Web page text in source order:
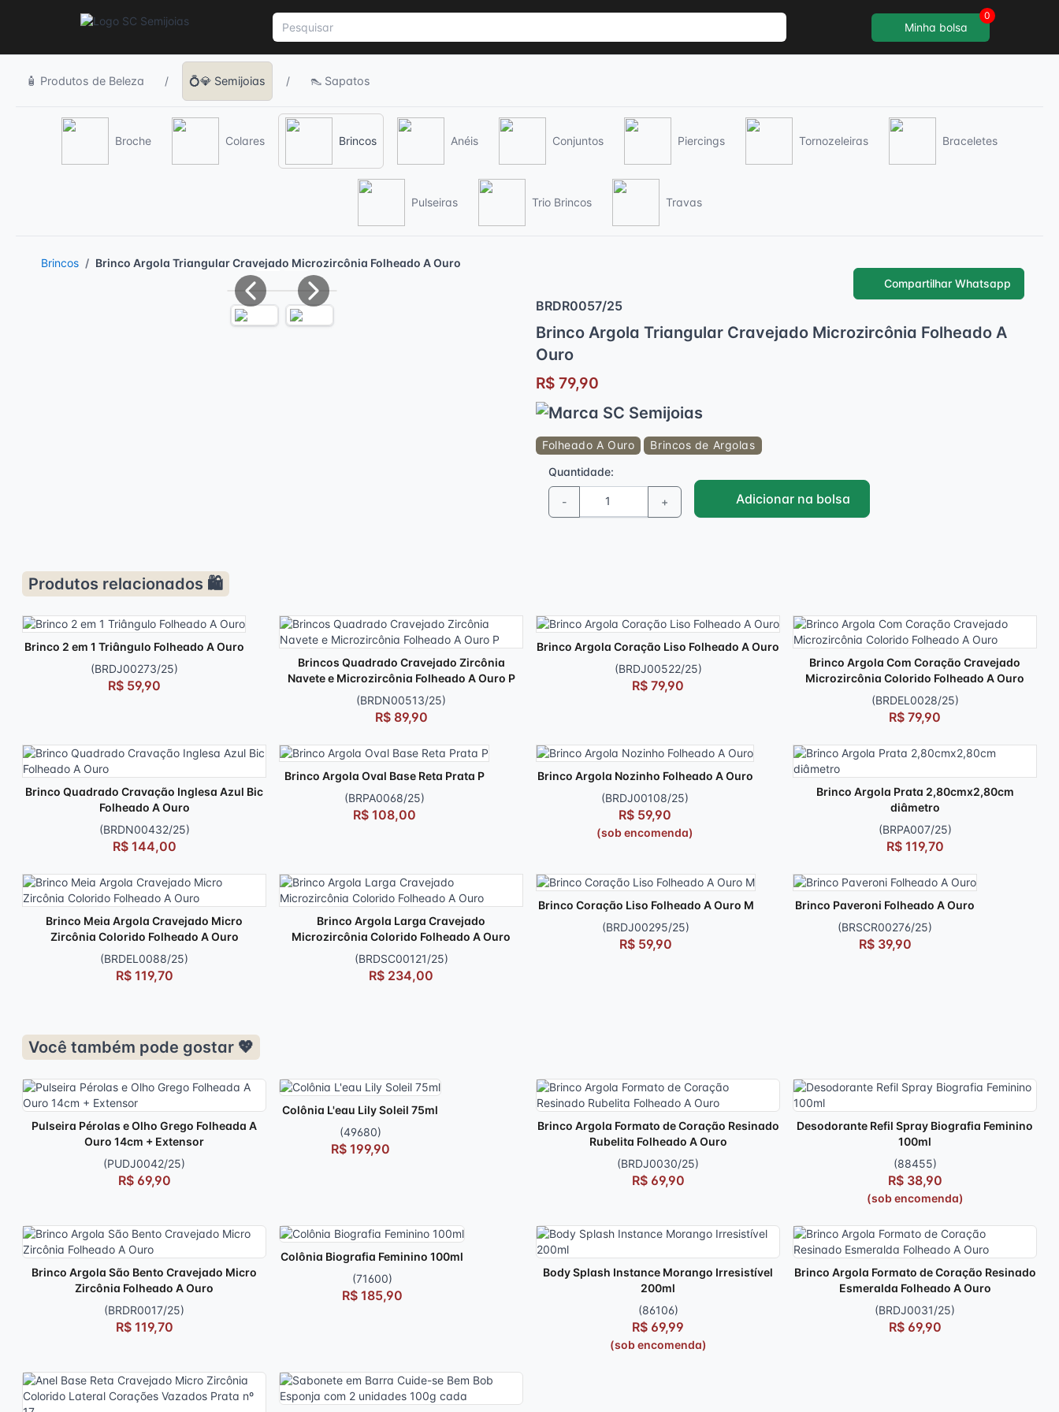
Minha bolsa
0
🧴 Produtos de Beleza / 💍💎 Semijoias / 👠 Sapatos
Broche Colares Brincos Anéis Conjuntos Piercings Tornozeleiras Braceletes
Pulseiras Trio Brincos Travas
Compartilhar Whatsapp
Brincos Brinco Argola Triangular Cravejado Microzircônia Folheado A Ouro
Previous Next
BRDR0057/25
Brinco Argola Triangular Cravejado Microzircônia Folheado A
Ouro
R$ 79,90
Folheado A Ouro
Brincos de Argolas
Quantidade:
- + Adicionar na bolsa
Produtos relacionados 🛍️
Brinco 2 em 1 Triângulo Folheado A Ouro
(BRDJ00273/25)
R$ 59,90
Brincos Quadrado Cravejado Zircônia
Navete e Microzircônia Folheado A Ouro P
(BRDN00513/25)
R$ 89,90
Brinco Argola Coração Liso Folheado A Ouro
(BRDJ00522/25)
R$ 79,90
Brinco Argola Com Coração Cravejado
Microzircônia Colorido Folheado A Ouro
(BRDEL0028/25)
R$ 79,90
Brinco Quadrado Cravação Inglesa Azul Bic
Folheado A Ouro
(BRDN00432/25)
R$ 144,00
Brinco Argola Oval Base Reta Prata P
(BRPA0068/25)
R$ 108,00
Brinco Argola Nozinho Folheado A Ouro
(BRDJ00108/25)
R$ 59,90
(sob encomenda)
Brinco Argola Prata 2,80cmx2,80cm
diâmetro
(BRPA007/25)
R$ 119,70
Brinco Meia Argola Cravejado Micro
Zircônia Colorido Folheado A Ouro
(BRDEL0088/25)
R$ 119,70
Brinco Argola Larga Cravejado
Microzircônia Colorido Folheado A Ouro
(BRDSC00121/25)
R$ 234,00
Brinco Coração Liso Folheado A Ouro M
(BRDJ00295/25)
R$ 59,90
Brinco Paveroni Folheado A Ouro
(BRSCR00276/25)
R$ 39,90
Você também pode gostar 💖
Pulseira Pérolas e Olho Grego Folheada A
Ouro 14cm + Extensor
(PUDJ0042/25)
R$ 69,90
Colônia L'eau Lily Soleil 75ml
(49680)
R$ 199,90
Brinco Argola Formato de Coração Resinado
Rubelita Folheado A Ouro
(BRDJ0030/25)
R$ 69,90
Desodorante Refil Spray Biografia Feminino
100ml
(88455)
R$ 38,90
(sob encomenda)
Brinco Argola São Bento Cravejado Micro
Zircônia Folheado A Ouro
(BRDR0017/25)
R$ 119,70
Colônia Biografia Feminino 100ml
(71600)
R$ 185,90
Body Splash Instance Morango Irresistível
200ml
(86106)
R$ 69,99
(sob encomenda)
Brinco Argola Formato de Coração Resinado
Esmeralda Folheado A Ouro
(BRDJ0031/25)
R$ 69,90